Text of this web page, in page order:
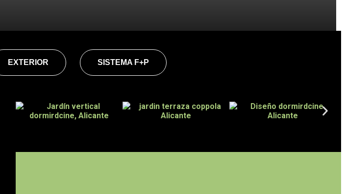
EXTERIOR SISTEMA F+P